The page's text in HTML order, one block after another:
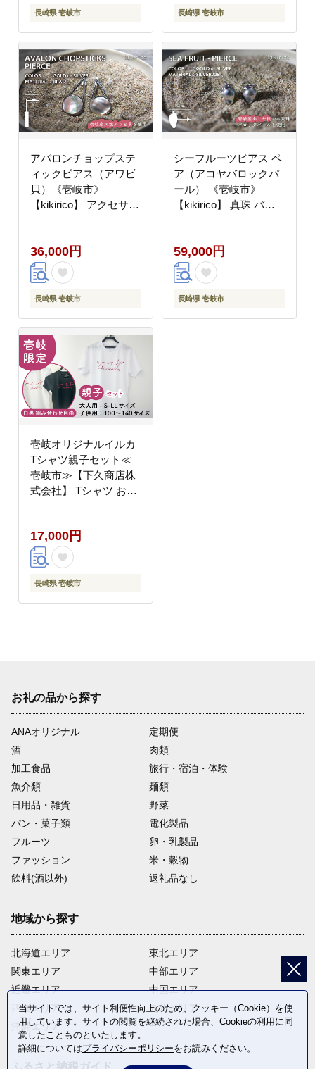
長崎県 壱岐市 長崎県 壱岐市
アバロンチョップステ
ィックピアス（アワビ
貝）《壱岐市》
【kikirico】 アクセサリ
36,000円
長崎県 壱岐市
シーフルーツピアス ペ
ア（アコヤバロックパ
ール） 《壱岐市》
【kikirico】 真珠 バロ
円 アクセサリー
59,000円
長崎県 壱岐市
壱岐オリジナルイルカ
Tシャツ親子セット≪
壱岐市≫【下久商店株
式会社】 Tシャツ お土
17,000円
長崎県 壱岐市
お礼の品から探す
ANAオリジナル
定期便
酒
肉類
加工食品
旅行・宿泊・体験
魚介類
麺類
日用品・雑貨
野菜
パン・菓子類
電化製品
フルーツ
卵・乳製品
ファッション
米・穀物
飲料(酒以外)
返礼品なし
地域から探す
北海道エリア
関東エリア
近畿エリア
四国エリア
沖縄エリア
東北エリア
中部エリア
中国エリア
九州エリア
当サイトでは、サイト利便性向上のため、クッキー（Cookie）を使
用しています。サイトの閲覧を継続された場合、Cookieの利用に同
意したことものといたします。
詳細についてはプライバシーポリシーをお読みください。